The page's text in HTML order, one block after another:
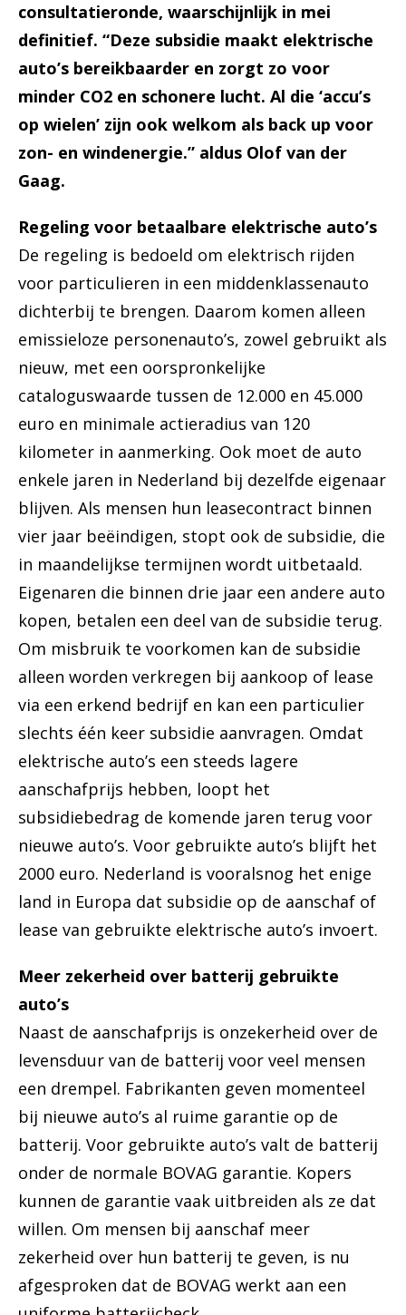
consultatieronde, waarschijnlijk in mei
definitief. “Deze subsidie maakt elektrische
auto’s bereikbaarder en zorgt zo voor
minder CO2 en schonere lucht. Al die ‘accu’s
op wielen’ zijn ook welkom als back up voor
zon- en windenergie.” aldus Olof van der
Gaag.
Regeling voor betaalbare elektrische auto’s
De regeling is bedoeld om elektrisch rijden
voor particulieren in een middenklassenauto
dichterbij te brengen. Daarom komen alleen
emissieloze personenauto’s, zowel gebruikt als
nieuw, met een oorspronkelijke
cataloguswaarde tussen de 12.000 en 45.000
euro en minimale actieradius van 120
kilometer in aanmerking. Ook moet de auto
enkele jaren in Nederland bij dezelfde eigenaar
blijven. Als mensen hun leasecontract binnen
vier jaar beëindigen, stopt ook de subsidie, die
in maandelijkse termijnen wordt uitbetaald.
Eigenaren die binnen drie jaar een andere auto
kopen, betalen een deel van de subsidie terug.
Om misbruik te voorkomen kan de subsidie
alleen worden verkregen bij aankoop of lease
via een erkend bedrijf en kan een particulier
slechts één keer subsidie aanvragen. Omdat
elektrische auto’s een steeds lagere
aanschafprijs hebben, loopt het
subsidiebedrag de komende jaren terug voor
nieuwe auto’s. Voor gebruikte auto’s blijft het
2000 euro. Nederland is vooralsnog het enige
land in Europa dat subsidie op de aanschaf of
lease van gebruikte elektrische auto’s invoert.
Meer zekerheid over batterij gebruikte
auto’s
Naast de aanschafprijs is onzekerheid over de
levensduur van de batterij voor veel mensen
een drempel. Fabrikanten geven momenteel
bij nieuwe auto’s al ruime garantie op de
batterij. Voor gebruikte auto’s valt de batterij
onder de normale BOVAG garantie. Kopers
kunnen de garantie vaak uitbreiden als ze dat
willen. Om mensen bij aanschaf meer
zekerheid over hun batterij te geven, is nu
afgesproken dat de BOVAG werkt aan een